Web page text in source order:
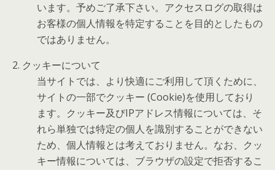
います。予めご了承下さい。アクセスログの取得は
お客様の個人情報を特定することを目的としたもの
ではありません。
2. クッキーについて
当サイトでは、より快適にご利用して頂くために、
サイトの一部でクッキー (Cookie)を使用しており
ます。クッキー及びIPアドレス情報については、そ
れら単独では特定の個人を識別することができない
ため、個人情報とは考えておりません。なお、クッ
キー情報については、ブラウザの設定で拒否するこ